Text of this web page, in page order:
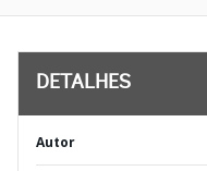
DETALHES
Autor